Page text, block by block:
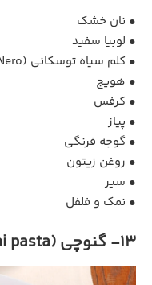
• نان خشک
• لوبیا سفید
• کلم سیاه توسکانی (Cavolo Nero)
• هویج
• کرفس
• پیاز
• گوجه ‌فرنگی
• روغن زیتون
• سیر
• نمک و فلفل
13- گنوچی (Gnocchi pasta)